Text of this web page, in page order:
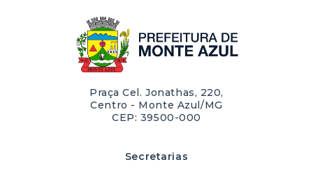
Praça Cel. Jonathas, 220,
Centro - Monte Azul/MG
CEP: 39500-000
Secretarias